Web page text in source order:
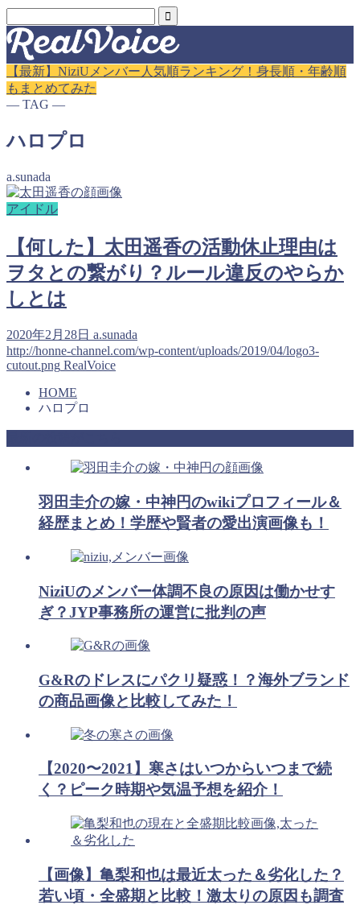
【最新】NiziUメンバー人気順ランキング！身長順・年齢順
もまとめてみた
― TAG ―
ハロプロ
a.sunada
アイドル
【何した】太田遥香の活動休止理由は
ヲタとの繋がり？ルール違反のやらか
しとは
2020年2月28日 a.sunada
http://honne-channel.com/wp-content/uploads/2019/04/logo3-
cutout.png RealVoice
HOME
ハロプロ
羽田圭介の嫁・中神円のwikiプロフィール＆
経歴まとめ！学歴や賢者の愛出演画像も！
NiziUのメンバー体調不良の原因は働かせす
ぎ？JYP事務所の運営に批判の声
G&Rのドレスにパクリ疑惑！？海外ブランド
の商品画像と比較してみた！
【2020〜2021】寒さはいつからいつまで続
く？ピーク時期や気温予想を紹介！
【画像】亀梨和也は最近太った＆劣化した？
若い頃・全盛期と比較！激太りの原因も調査